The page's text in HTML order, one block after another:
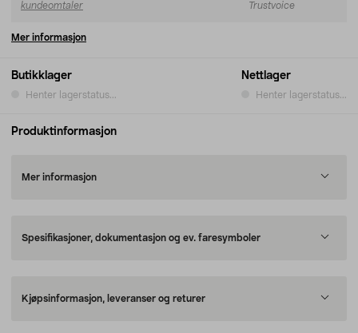
Butikklager
Henter lagerstatus...
Nettlager
Henter lagerstatus...
kundeomtaler
Trustvoice
Mer informasjon
Produktinformasjon
Mer informasjon
Spesifikasjoner, dokumentasjon og ev. faresymboler
Kjøpsinformasjon, leveranser og returer